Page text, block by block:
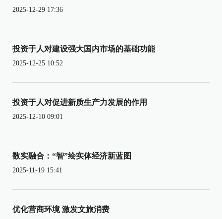
2025-12-29 17:36
投资于人对建设强大国内市场的基础功能
2025-12-25 10:52
投资于人对促进新质生产力发展的作用
2025-12-10 09:01
数实融合：“智”绘实体经济新蓝图
2025-11-19 15:41
优化营商环境 激发文旅消费